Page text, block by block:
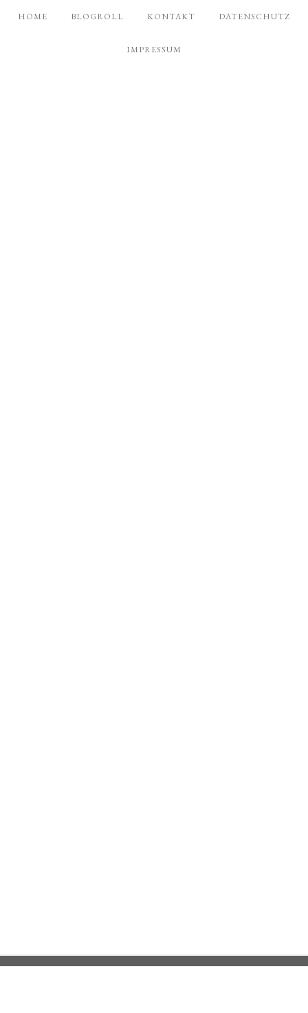
HOME BLOGROLL KONTAKT DATENSCHUTZ
IMPRESSUM